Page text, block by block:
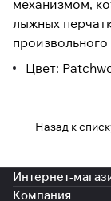
механизмом,
лыжных
Цвет:
Назад к
Интернет-
Компания